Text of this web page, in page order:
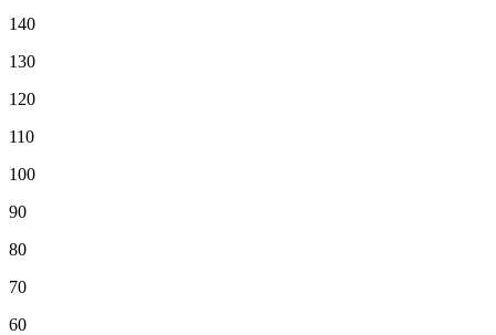
140
130
120
110
100
90
80
70
60